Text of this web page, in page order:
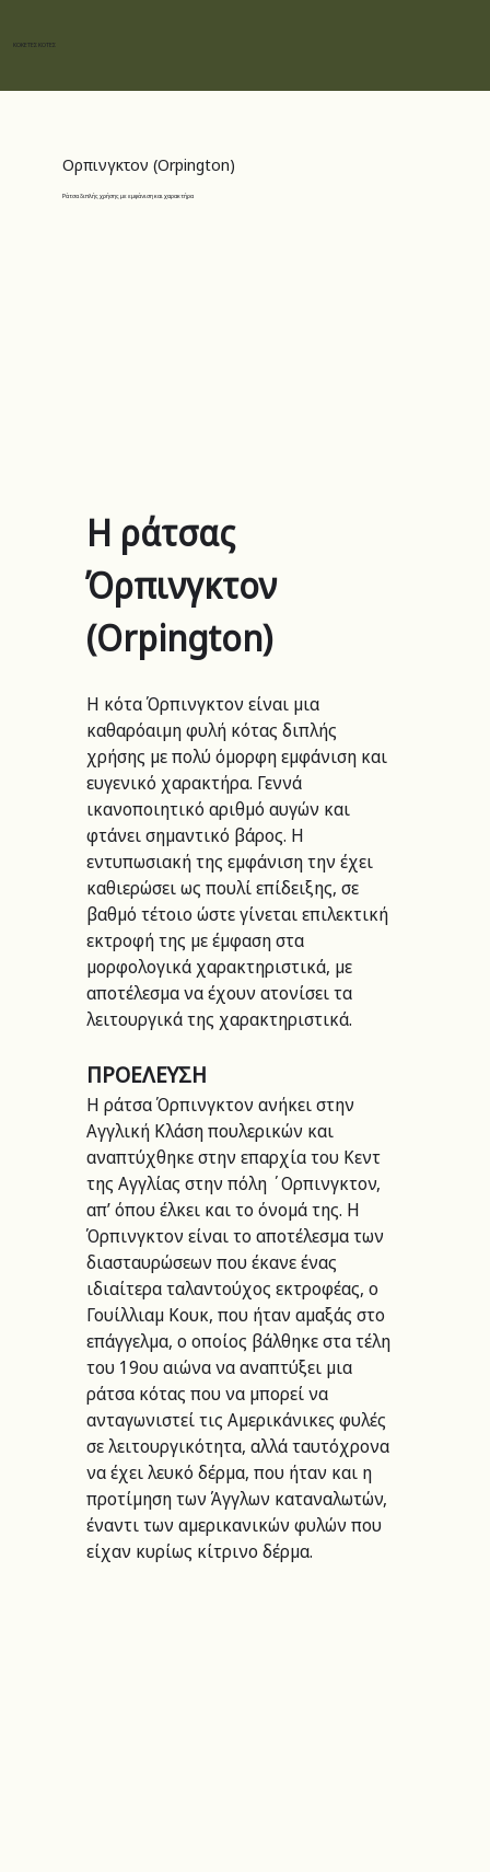
ΚΟΚΕΤΕΣ ΚΟΤΕΣ
Ορπινγκτον (Orpington)
Ράτσα διπλής χρήσης με εμφάνιση και χαρακτήρα
Η ράτσας
Όρπινγκτον
(Orpington)
Η κότα Όρπινγκτον είναι μια
καθαρόαιμη φυλή κότας διπλής
χρήσης με πολύ όμορφη εμφάνιση και
ευγενικό χαρακτήρα. Γεννά
ικανοποιητικό αριθμό αυγών και
φτάνει σημαντικό βάρος. Η
εντυπωσιακή της εμφάνιση την έχει
καθιερώσει ως πουλί επίδειξης, σε
βαθμό τέτοιο ώστε γίνεται επιλεκτική
εκτροφή της με έμφαση στα
μορφολογικά χαρακτηριστικά, με
αποτέλεσμα να έχουν ατονίσει τα
λειτουργικά της χαρακτηριστικά.
ΠΡΟΕΛΕΥΣΗ
Η ράτσα Όρπινγκτον ανήκει στην
Αγγλική Κλάση πουλερικών και
αναπτύχθηκε στην επαρχία του Κεντ
της Αγγλίας στην πόλη ΄Ορπινγκτον,
απ’ όπου έλκει και το όνομά της. Η
Όρπινγκτον είναι το αποτέλεσμα των
διασταυρώσεων που έκανε ένας
ιδιαίτερα ταλαντούχος εκτροφέας, ο
Γουίλλιαμ Κουκ, που ήταν αμαξάς στο
επάγγελμα, ο οποίος βάλθηκε στα τέλη
του 19ου αιώνα να αναπτύξει μια
ράτσα κότας που να μπορεί να
ανταγωνιστεί τις Αμερικάνικες φυλές
σε λειτουργικότητα, αλλά ταυτόχρονα
να έχει λευκό δέρμα, που ήταν και η
προτίμηση των Άγγλων καταναλωτών,
έναντι των αμερικανικών φυλών που
είχαν κυρίως κίτρινο δέρμα.